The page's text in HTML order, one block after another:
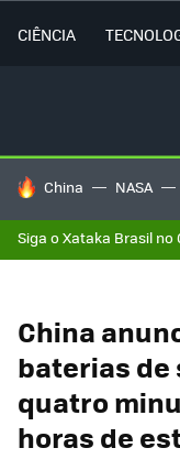
CIÊNCIA
TENDÊNCIAS DO DIA
China NASA
Siga o Xataka Brasil no
China
baterias de
quatro
horas de